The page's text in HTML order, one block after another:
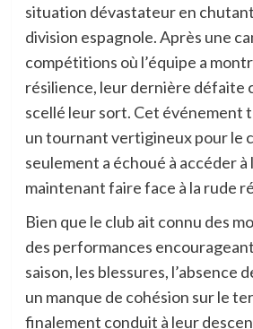
situation dévastateur en
division espagnole. Après une
compétitions où l’équipe a
résilience, leur dernière défaite
scellé leur sort. Cet événement
un tournant vertigineux pour le
seulement a échoué à accéder à
maintenant faire face à la rude
Bien que le club ait connu des
des performances
saison, les blessures, l’absence
un manque de cohésion sur le
finalement conduit à leur